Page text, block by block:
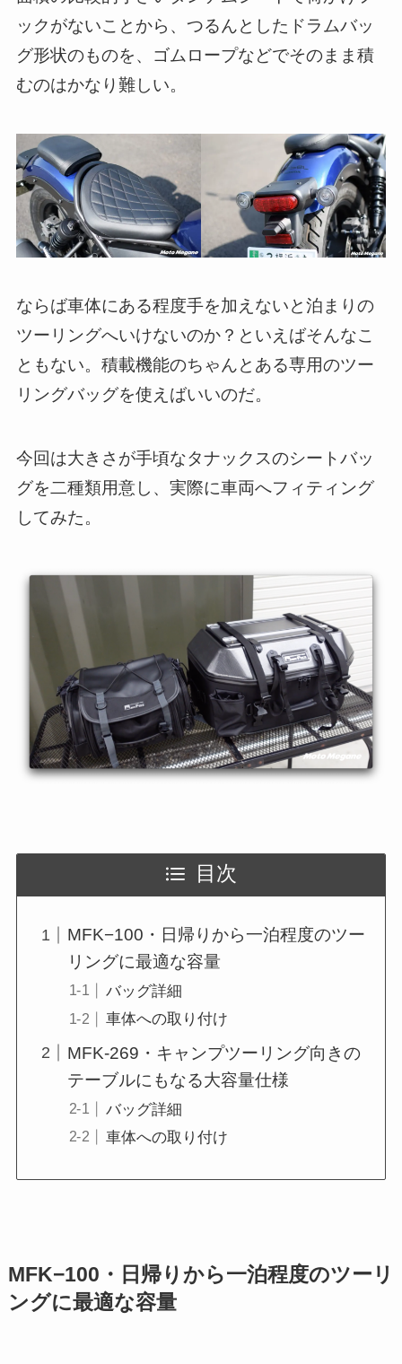
ックがないことから、つるんとしたドラムバッ
グ形状のものを、ゴムロープなどでそのまま積
むのはかなり難しい。
ならば車体にある程度手を加えないと泊まりの
ツーリングへいけないのか？といえばそんなこ
ともない。積載機能のちゃんとある専用のツー
リングバッグを使えばいいのだ。
今回は大きさが手頃なタナックスのシートバッ
グを二種類用意し、実際に車両へフィティング
してみた。
目次
MFK−100・日帰りから一泊程度のツー
リングに最適な容量
バッグ詳細
車体への取り付け
MFK-269・キャンプツーリング向きの
テーブルにもなる大容量仕様
バッグ詳細
車体への取り付け
MFK−100・日帰りから一泊程度のツーリ
ングに最適な容量